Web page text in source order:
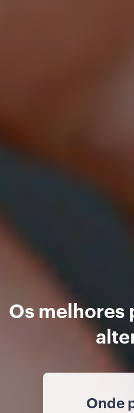
Os melhores
Onde